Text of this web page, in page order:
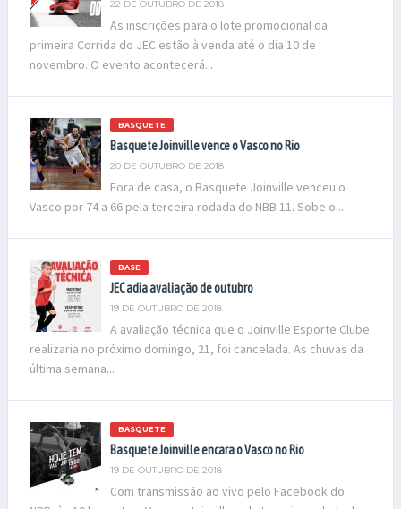
22 DE OUTUBRO DE 2018
As inscrições para o lote promocional da
primeira Corrida do JEC estão à venda até o dia 10 de
novembro. O evento acontecerá...
BASQUETE
Basquete Joinville vence o Vasco no Rio
20 DE OUTUBRO DE 2018
Fora de casa, o Basquete Joinville venceu o
Vasco por 74 a 66 pela terceira rodada do NBB 11. Sobe o...
BASE
JEC adia avaliação de outubro
19 DE OUTUBRO DE 2018
A avaliação técnica que o Joinville Esporte Clube
realizaria no próximo domingo, 21, foi cancelada. As chuvas da
última semana...
BASQUETE
Basquete Joinville encara o Vasco no Rio
19 DE OUTUBRO DE 2018
Com transmissão ao vivo pelo Facebook do